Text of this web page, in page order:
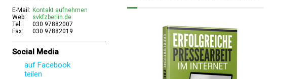
E-Mail: Kontakt aufnehmen
Web:
svkfzberlin.de
Tel:
030 97882007
Fax:
030 97882019
Social Media
auf Facebook
teilen